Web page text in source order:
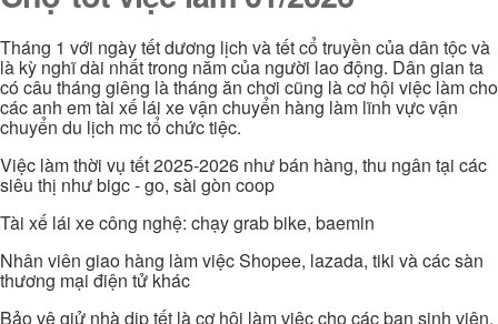
Tháng 1 với ngày tết dương lịch và tết cổ truyền của dân tộc và
là kỳ nghĩ dài nhất trong năm của người lao động. Dân gian ta
có câu tháng giêng là tháng ăn chơi cũng là cơ hội việc làm cho
các anh em tài xế lái xe vận chuyển hàng làm lĩnh vực vận
chuyển du lịch mc tổ chức tiệc.
Việc làm thời vụ tết 2025-2026 như bán hàng, thu ngân tại các
siêu thị như bigc - go, sài gòn coop
Tài xế lái xe công nghệ: chạy grab bike, baemin
Nhân viên giao hàng làm việc Shopee, lazada, tiki và các sàn
thương mại điện tử khác
Bảo vệ giử nhà dịp tết là cơ hội làm việc cho các bạn sinh viên,